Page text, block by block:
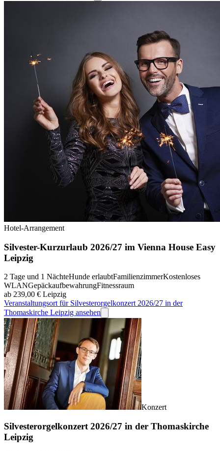
Hotel-Arrangement
Silvester-Kurzurlaub 2026/27 im Vienna House Easy
Leipzig
2 Tage und 1 NächteHunde erlaubtFamilienzimmerKostenloses
WLANGepäckaufbewahrungFitnessraum
ab 239,00 € Leipzig
Veranstaltungsort für Silvesterorgelkonzert 2026/27 in der
Thomaskirche Leipzig ansehen
Konzert
Silvesterorgelkonzert 2026/27 in der Thomaskirche
Leipzig